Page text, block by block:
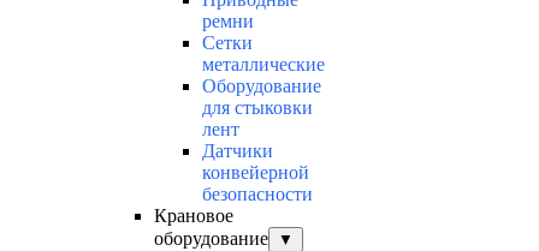
ремни
Сетки
металлические
Оборудование
для стыковки
лент
Датчики
конвейерной
безопасности
Крановое
оборудование
▼